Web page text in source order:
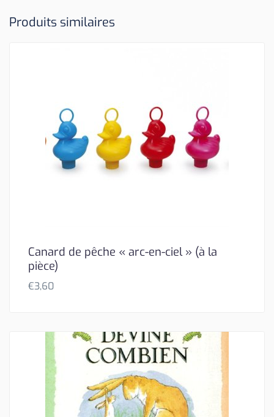
Produits similaires
Canard de pêche « arc-en-ciel » (à la
pièce)
€3,60